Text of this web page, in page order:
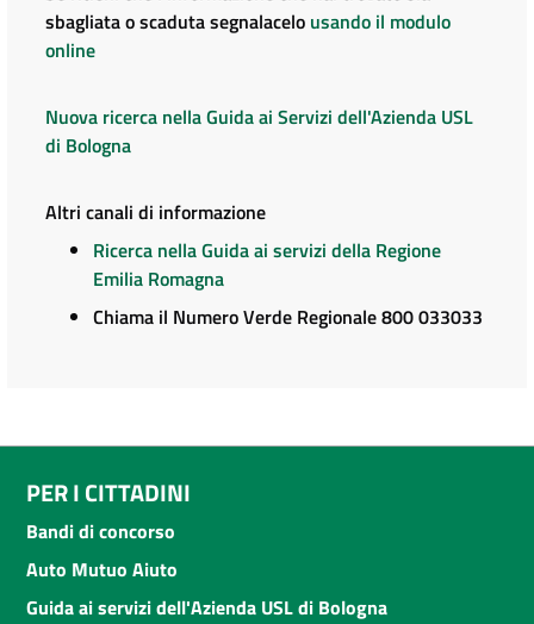
sbagliata o scaduta segnalacelo usando il modulo
online
Nuova ricerca nella Guida ai Servizi dell'Azienda USL
di Bologna
Altri canali di informazione
Ricerca nella Guida ai servizi della Regione
Emilia Romagna
Chiama il Numero Verde Regionale 800 033033
PER I CITTADINI
Bandi di concorso
Auto Mutuo Aiuto
Guida ai servizi dell'Azienda USL di Bologna